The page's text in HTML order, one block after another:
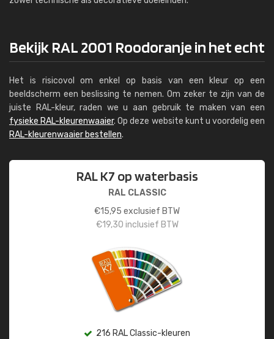
Bekijk RAL 2001 Roodoranje in het echt
Het is risicovol om enkel op basis van een kleur op een
beeldscherm een beslissing te nemen. Om zeker te zijn van de
juiste RAL-kleur, raden we u aan gebruik te maken van een
fysieke RAL-kleurenwaaier. Op deze website kunt u voordelig een
RAL-kleurenwaaier bestellen.
RAL K7 op waterbasis
RAL CLASSIC
€15,95 exclusief BTW
€19,30 inclusief BTW
216 RAL Classic-kleuren